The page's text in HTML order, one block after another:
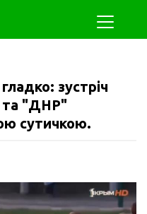
зустріч
та "ДНР"
сутичкою.